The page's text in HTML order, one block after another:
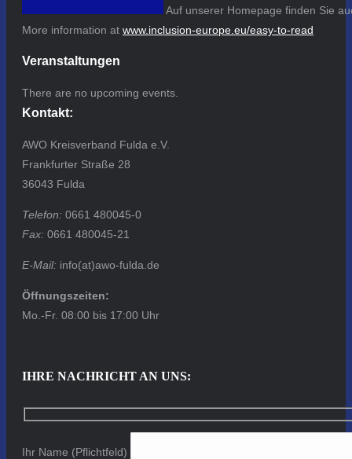
Auf unserer Homepage finden Sie
More information at www.inclusion-europe.eu/easy-to-read
Veranstaltungen
There are no upcoming events.
Kontakt:
AWO Kreisverband Fulda e.V.
Frankfurter Straße 28
36043 Fulda
Telefon: 0661 480045-0
Fax: 0661 480045-21
E-Mail: info(at)awo-fulda.de
Öffnungszeiten:
Mo.-Fr. 08:00 bis 17:00 Uhr
IHRE NACHRICHT AN UNS:
Ihr Name (Pflichtfeld)